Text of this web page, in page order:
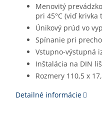
Menovitý
pri 45°C (viď krivka
Únikový prúd vo
Spínanie pri
Vstupno-výstupná
Inštalácia na DIN
Rozmery 110,5 x
Detailné informácie